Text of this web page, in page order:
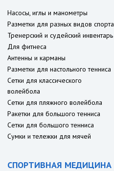
Насосы, иглы и манометры
Разметки для разных видов спорта
Тренерский и судейский инвентарь
Для фитнеса
Антенны и карманы
Разметки для настольного тенниса
Сетки для классического
волейбола
Сетки для пляжного волейбола
Ракетки для большого тенниса
Сетки для большого тенниса
Сумки и тележки для мячей
СПОРТИВНАЯ МЕДИЦИНА